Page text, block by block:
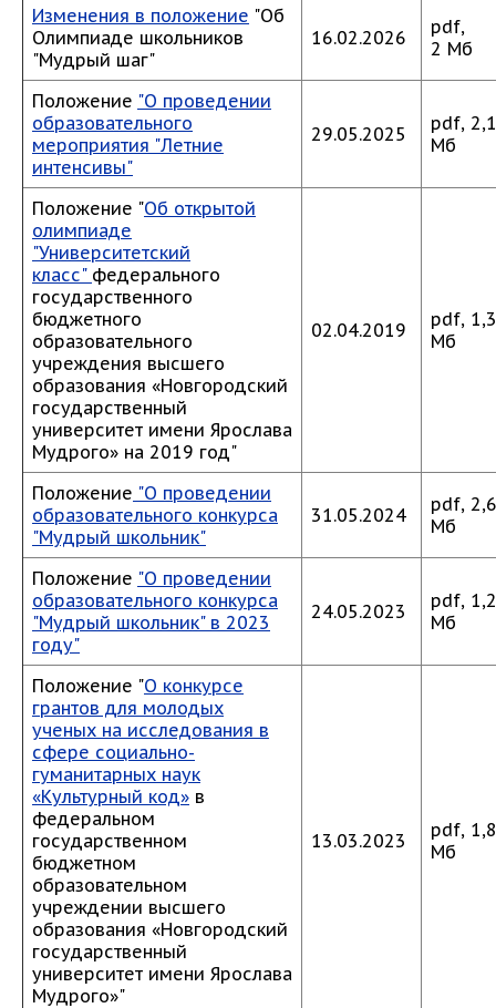
Изменения в положение "Об
Олимпиаде школьников
"Мудрый шаг"
16.02.2026
pdf,
2 Мб
Положение "О проведении
образовательного
мероприятия "Летние
интенсивы"
29.05.2025
pdf, 2,1
Мб
Положение "Об открытой
олимпиаде
"Университетский
класс" федерального
государственного
бюджетного
образовательного
учреждения высшего
образования «Новгородский
государственный
университет имени Ярослава
Мудрого» на 2019 год"
02.04.2019
pdf, 1,3
Мб
Положение "О проведении
образовательного конкурса
"Мудрый школьник"
31.05.2024
pdf, 2,6
Мб
Положение "О проведении
образовательного конкурса
"Мудрый школьник" в 2023
году"
24.05.2023
pdf, 1,2
Мб
Положение "О конкурсе
грантов для молодых
ученых на исследования в
сфере социально-
гуманитарных наук
«Культурный код» в
федеральном
государственном
бюджетном
образовательном
учреждении высшего
образования «Новгородский
государственный
университет имени Ярослава
Мудрого»"
13.03.2023
pdf, 1,8
Мб